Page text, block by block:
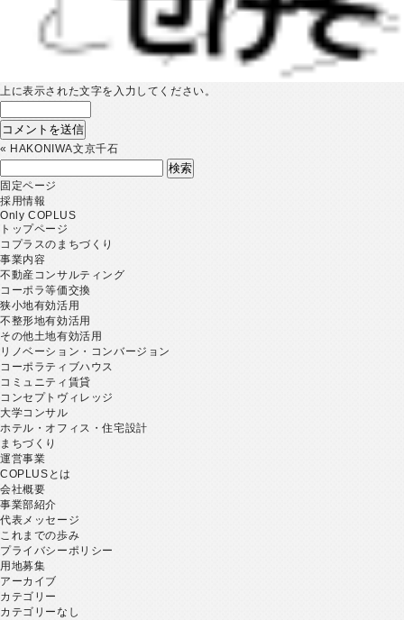
上に表示された文字を入力してください。
« HAKONIWA文京千石
索:
固定ページ
採用情報
Only COPLUS
トップページ
コプラスのまちづくり
事業内容
不動産コンサルティング
コーポラ等価交換
狭小地有効活用
不整形地有効活用
その他土地有効活用
リノベーション・コンバージョン
コーポラティブハウス
コミュニティ賃貸
コンセプトヴィレッジ
大学コンサル
ホテル・オフィス・住宅設計
まちづくり
運営事業
COPLUSとは
会社概要
事業部紹介
代表メッセージ
これまでの歩み
プライバシーポリシー
用地募集
アーカイブ
カテゴリー
カテゴリーなし